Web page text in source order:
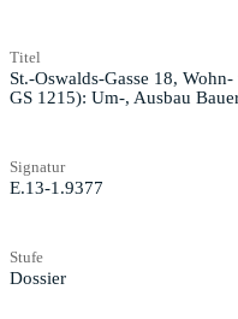
Titel
St.-Oswalds-Gasse 18,
GS 1215): Um-, Ausbau
Signatur
E.13-1.9377
Stufe
Dossier